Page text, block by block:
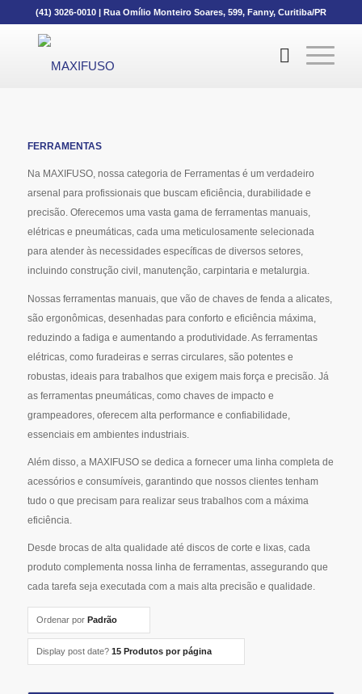
(41) 3026-0010| Rua Omílio Monteiro Soares, 599, Fanny, Curitiba/PR
FERRAMENTAS
Na MAXIFUSO, nossa categoria de Ferramentas é um verdadeiro
arsenal para profissionais que buscam eficiência, durabilidade e
precisão. Oferecemos uma vasta gama de ferramentas manuais,
elétricas e pneumáticas, cada uma meticulosamente selecionada
para atender às necessidades específicas de diversos setores,
incluindo construção civil, manutenção, carpintaria e metalurgia.
Nossas ferramentas manuais, que vão de chaves de fenda a alicates,
são ergonômicas, desenhadas para conforto e eficiência máxima,
reduzindo a fadiga e aumentando a produtividade. As ferramentas
elétricas, como furadeiras e serras circulares, são potentes e
robustas, ideais para trabalhos que exigem mais força e precisão. Já
as ferramentas pneumáticas, como chaves de impacto e
grampeadores, oferecem alta performance e confiabilidade,
essenciais em ambientes industriais.
Além disso, a MAXIFUSO se dedica a fornecer uma linha completa de
acessórios e consumíveis, garantindo que nossos clientes tenham
tudo o que precisam para realizar seus trabalhos com a máxima
eficiência.
Desde brocas de alta qualidade até discos de corte e lixas, cada
produto complementa nossa linha de ferramentas, assegurando que
cada tarefa seja executada com a mais alta precisão e qualidade.
Ordenar por Padrão
Display post date? 15 Produtos por página